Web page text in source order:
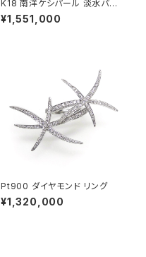
K18 南洋ケシパール 淡水パー
ル ネックレス
¥1,551,000
Pt900 ダイヤモンド リング
¥1,320,000